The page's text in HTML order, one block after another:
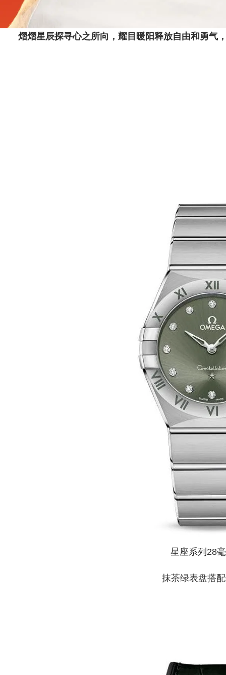
熠熠星辰探寻心之所向，耀目暖阳释放自由和勇气
星座系列28
抹茶绿表盘搭